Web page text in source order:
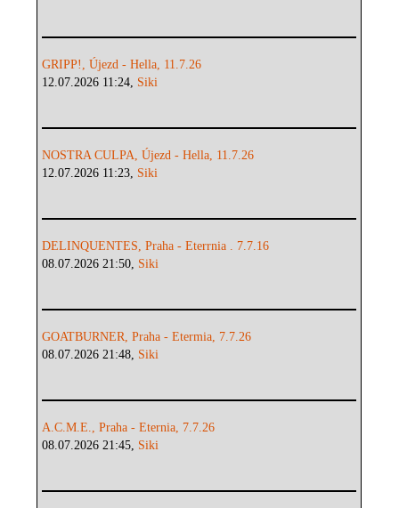
GRIPP!, Újezd - Hella, 11.7.26
12.07.2026 11:24, Siki
NOSTRA CULPA, Újezd - Hella, 11.7.26
12.07.2026 11:23, Siki
DELINQUENTES, Praha - Eterrnia . 7.7.16
08.07.2026 21:50, Siki
GOATBURNER, Praha - Etermia, 7.7.26
08.07.2026 21:48, Siki
A.C.M.E., Praha - Eternia, 7.7.26
08.07.2026 21:45, Siki